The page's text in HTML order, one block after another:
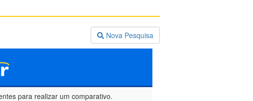
Nova Pesquisa
para realizar um comparativo.